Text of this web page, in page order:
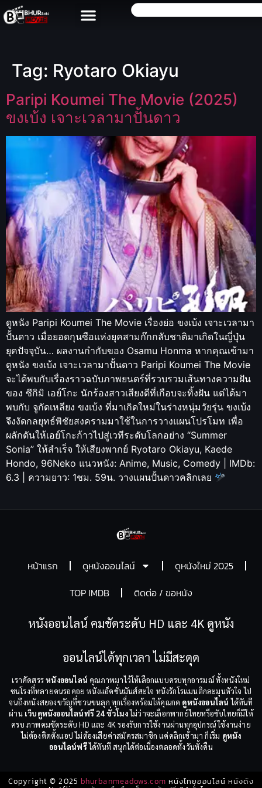
Tag: Ryotaro Okiayu
Paripi Koumei The Movie (2025)
ขงเบ้ง เจาะเวลามาปั้นดาว
ดูหนัง Paripi Koumei The Movie เรื่องย่อ ขงเบ้ง เจาะเวลามา
ปั้นดาว เมื่อยอดกุนซือแห่งยุคสามก๊กกลับชาติมาเกิดในญี่ปุ่น
ยุคปัจจุบัน… ผลงานกำกับของ Osamu Honma หากคุณเข้ามา
ดูหนัง ขงเบ้ง เจาะเวลามาปั้นดาว Paripi Koumei The Movie
จะได้พบกับเรื่องราวฉบับภาพยนตร์ที่รวบรวมเส้นทางความฝัน
ของ ซึกิมิ เอย์โกะ นักร้องสาวเสียงดีที่เกือบจะทิ้งฝัน แต่ได้มา
พบกับ จูกัดเหลียง ขงเบ้ง ที่มาเกิดใหม่ในร่างหนุ่มวัยรุ่น ขงเบ้ง
จึงงัดกลยุทธ์พิชัยสงครามมาใช้ในการวางแผนโปรโมท เพื่อ
ผลักดันให้เอย์โกะก้าวไปสู่เวทีระดับโลกอย่าง “Summer
Sonia” ให้สำเร็จ ให้เสียงพากย์ Ryotaro Okiayu, Kaede
Hondo, 96Neko แนวหนัง: Anime, Music, Comedy | IMDb:
6.3 | ความยาว: 1ชม. 59น. วางแผนปั้นดาวคลิกเลย
หน้าแรก ดูหนังออนไลน์
ดูหนังใหม่ 2025
TOP IMDB
ติดต่อ / ขอหนัง
หนังออนไลน์ คมชัดระดับ HD และ 4K ดูหนัง
ออนไลน์ได้ทุกเวลา ไม่มีสะดุด
เราคัดสรรหนังออนไลน์ คุณภาพมาไว้ให้เลือกแบบครบทุกอารมณ์ ทั้งหนังใหม่
ชนโรงที่หลายคนรอคอย หนังแอ็คชั่นมันส์สะใจ หนังรักโรแมนติกละมุนหัวใจ ไป
จนถึงหนังสยองขวัญที่ชวนขนลุก ทุกเรื่องพร้อมให้คุณกด ดูหนังออนไลน์ ได้ทันที
ผ่าน เว็บดูหนังออนไลน์ฟรี 24 ชั่วโมงไม่ว่าจะเลือกพากย์ไทยหรือซับไทยก็มีให้
ครบ ภาพคมชัดระดับ HD และ 4K รองรับการใช้งานผ่านทุกอุปกรณ์ ใช้งานง่าย
ไม่ต้องติดตั้งแอป ไม่ต้องเสียค่าสมัครสมาชิก แค่คลิกเข้ามา ก็เริ่ม ดูหนัง
ออนไลน์ฟรีได้ทันที สนุกได้ต่อเนื่องตลอดทั้งวันทั้งคืน
Copyright © 2025 bhurbanmeadows.com หนังไทยออนไลน์ หนังดัง